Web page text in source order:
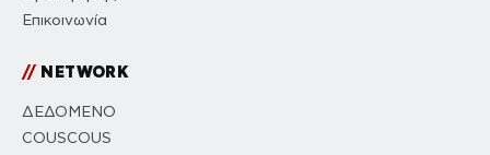
Επικοινωνία
//NETWORK
ΔΕΔΟΜΕΝΟ
COUSCOUS